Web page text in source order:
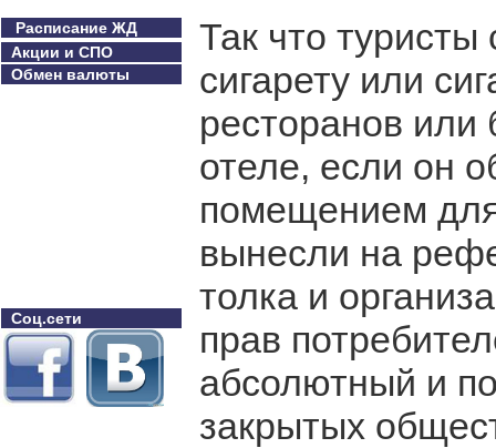
Расписание ЖД
Акции и СПО
Обмен валюты
Соц.сети
Так что туристы
сигарету или
ресторанов
отеле, если он
помещением
вынесли на
толка и
прав
абсолютный и
закрытых